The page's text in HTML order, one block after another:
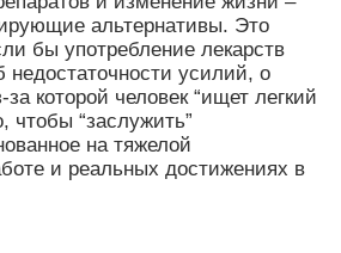
альтернативы. Это
бы употребление лекарств
недостаточности усилий, о
которой человек “ищет легкий
чтобы “заслужить”
на тяжелой
и реальных достижениях в